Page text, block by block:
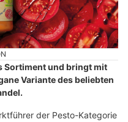
Sortiment und bringt mit
Variante des beliebten
der Pesto-Kategorie